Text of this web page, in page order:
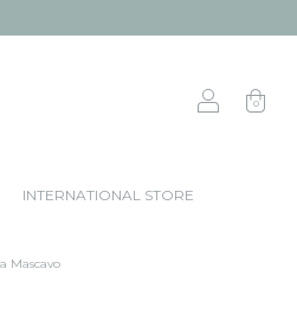
0
INTERNATIONAL STORE
Mascavo